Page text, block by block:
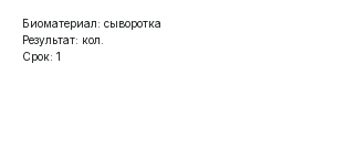
Биоматериал: сыворотка
Результат: кол.
Срок: 1